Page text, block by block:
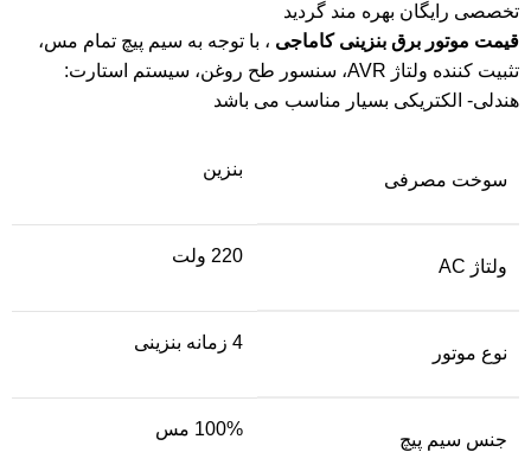
تخصصی رایگان بهره مند گردید
قیمت موتور برق بنزینی کاماجی ، با توجه به سیم پیچ تمام مس،
تثبیت کننده ولتاژ AVR، سنسور طح روغن، سیستم استارت:
هندلی- الکتریکی بسیار مناسب می باشد
سوخت مصرفی
بنزین
ولتاژ AC
220 ولت
نوع موتور
4 زمانه بنزینی
جنس سیم پیچ
100% مس